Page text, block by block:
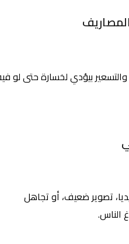
بيؤدي لخسارة حتى لو فيه
تصوير ضعيف، أو تجاهل